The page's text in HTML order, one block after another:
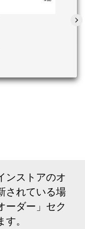
ンストアのオ
されている場
ーダー」セク
。